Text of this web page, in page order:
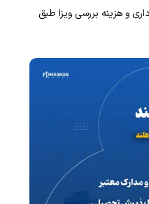
و هزینه بررسی ویزا طبق